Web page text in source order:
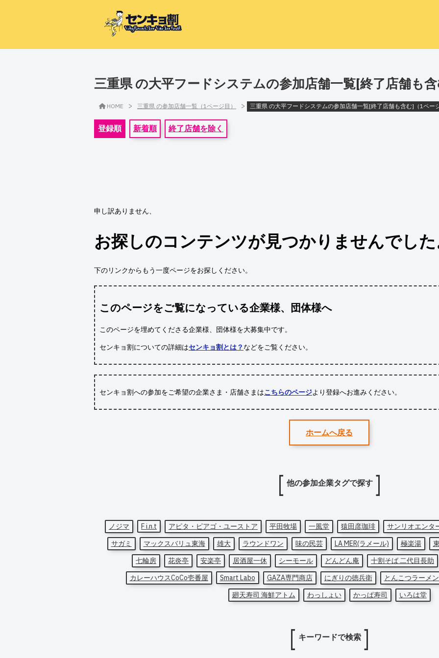
三重県 の大平フードシステムの参加店舗一覧[終了店舗も
HOME > 三重県 の参加店舗一覧（1ページ目） > 三重県 の大平フードシステムの参加店舗一覧[終了店舗も含む]（1ペー
登録順 新着順 終了店舗を除く
申し訳ありません、
お探しのコンテンツが見つかりませんでし
下のリンクからもう一度ページをお探しください。
このページをご覧になっている企業様、団体様へ
このページを埋めてくださる企業様、団体様を大募集中です。
センキョ割についての詳細はセンキョ割とは？ などをご覧ください。
センキョ割への参加をご希望の企業さま・店舗さまはこちらのページより登録へお進みください。
ホームへ戻る
他の参加企業タグで探す
ノジマ F i.n.t アピタ・ピアゴ・ユーストア 平田牧場 一風堂 猿田彦珈琲
サンリオエンタ
サガミ
マックスバリュ東海 雄大 ラウンドワン 味の民芸 LA MER(ラメール) 極楽湯
七輪房
花炎亭 安楽亭 居酒屋一休 シーモール どんどん庵
十割そば 二代目長助
カレーハウスCoCo壱番屋
Smart Labo GAZA専門商店 にぎりの徳兵衛
とんこつラーメ
廻天寿司 海鮮アトム
わっしょい かっぱ寿司 いろは堂
キーワードで検索